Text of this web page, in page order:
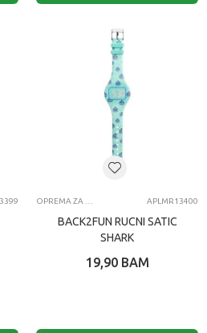
APLMR13400
BACK2FUN RUCNI SATIC
SHARK
19,90 BAM